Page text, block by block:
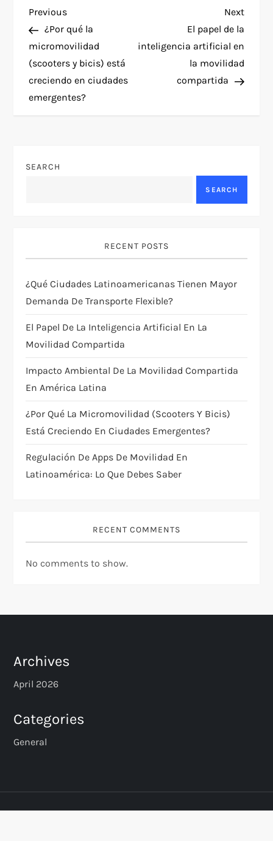
P
o
s
t
a
a
t
i
o
n
Previous
Post
Previous
¿Por qué la
micromovilidad
(scooters y bicis) está
creciendo en ciudades
emergentes?
Next
Post
Next
El papel de la
inteligencia artificial en
la movilidad
compartida
SEARCH
SEARCH
RECENT POSTS
¿Qué Ciudades Latinoamericanas Tienen Mayor
Demanda De Transporte Flexible?
El Papel De La Inteligencia Artificial En La
Movilidad Compartida
Impacto Ambiental De La Movilidad Compartida
En América Latina
¿Por Qué La Micromovilidad (scooters Y Bicis)
Está Creciendo En Ciudades Emergentes?
Regulación De Apps De Movilidad En
Latinoamérica: Lo Que Debes Saber
RECENT COMMENTS
No comments to show.
Archives
April 2026
Categories
General